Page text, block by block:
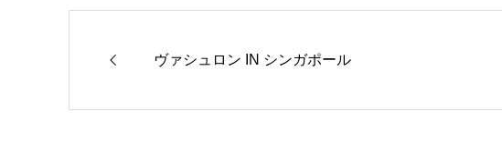
ヴァシュロン IN シンガポール